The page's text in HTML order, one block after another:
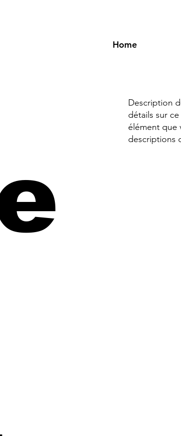
Home
Description
détails sur
élément que
descriptions